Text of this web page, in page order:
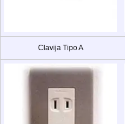
Clavija Tipo A